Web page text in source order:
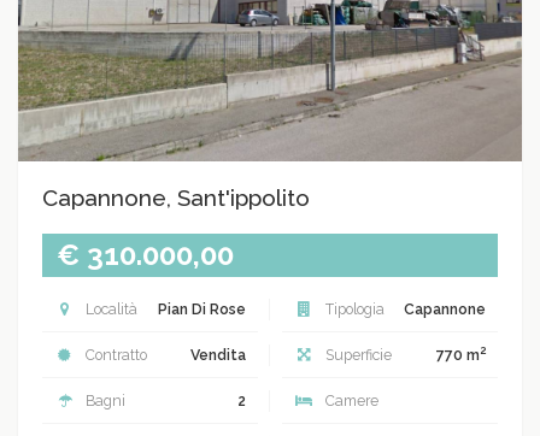
Capannone, Sant'ippolito
€ 310.000,00
Località Pian Di Rose Tipologia Capannone
Contratto Vendita Superficie 770 m2
Bagni 2 Camere